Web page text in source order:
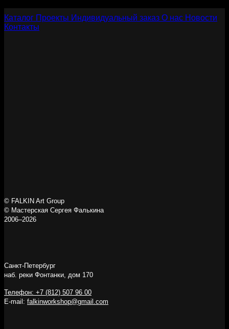
Каталог Проекты Индивидуальный заказ О нас Новости
Контакты
© FALKIN Art Group
© Мастерская Сергея Фалькина
2006–2026
Санкт-Петербург
наб. реки Фонтанки, дом 170
Телефон: +7 (812) 507 96 00
E-mail: falkinworkshop@gmail.com